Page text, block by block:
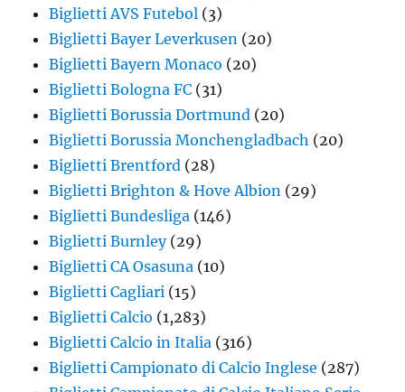
Biglietti AVS Futebol (3)
Biglietti Bayer Leverkusen (20)
Biglietti Bayern Monaco (20)
Biglietti Bologna FC (31)
Biglietti Borussia Dortmund (20)
Biglietti Borussia Monchengladbach (20)
Biglietti Brentford (28)
Biglietti Brighton & Hove Albion (29)
Biglietti Bundesliga (146)
Biglietti Burnley(29)
Biglietti CA Osasuna (10)
Biglietti Cagliari (15)
Biglietti Calcio (1,283)
Biglietti Calcio in Italia (316)
Biglietti Campionato di Calcio Inglese (287)